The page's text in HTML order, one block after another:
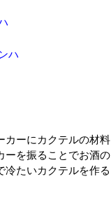
ハ
カーにカクテルの材料
ーを振ることでお酒の
冷たいカクテルを作る